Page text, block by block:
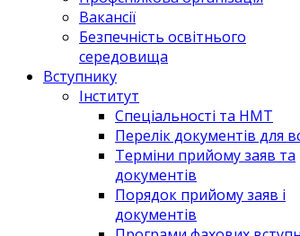
Вакансії
Безпечність освітнього
середовища
Вступнику
Інститут
Спеціальності та НМТ
Перелік документів для
Терміни прийому заяв та
документів
Порядок прийому заяв і
документів